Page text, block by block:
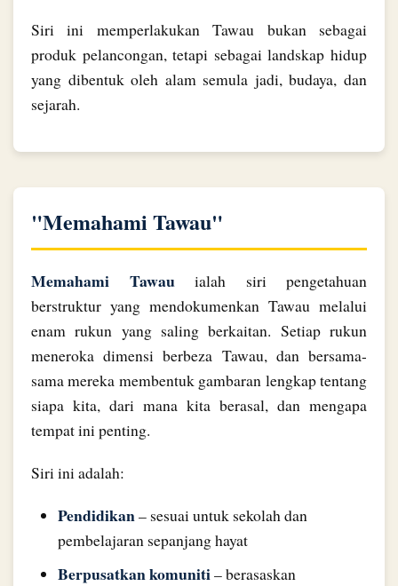
Siri ini memperlakukan Tawau bukan sebagai
produk pelancongan, tetapi sebagai landskap hidup
yang dibentuk oleh alam semula jadi, budaya, dan
sejarah.
"Memahami Tawau"
Memahami Tawauialah siri pengetahuan
berstruktur yang mendokumenkan Tawau melalui
enam rukun yang saling berkaitan. Setiap rukun
meneroka dimensi berbeza Tawau, dan bersama-
sama mereka membentuk gambaran lengkap tentang
siapa kita, dari mana kita berasal, dan mengapa
tempat ini penting.
Siri ini adalah:
Pendidikan– sesuai untuk sekolah dan
pembelajaran sepanjang hayat
Berpusatkan komuniti– berasaskan